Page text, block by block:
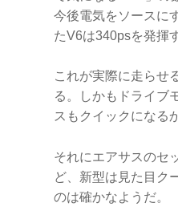
今後電気をソースに
たV6は340psを発揮
これが実際に走らせ
る。しかもドライブ
スもクイックになる
それにエアサスのセ
ど、新型は見た目ク
のは確かなようだ。